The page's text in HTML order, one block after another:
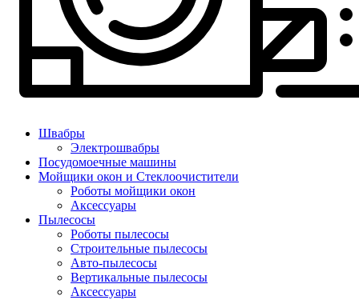
Швабры
Электрошвабры
Посудомоечные машины
Мойщики окон и Стеклоочистители
Роботы мойщики окон
Аксессуары
Пылесосы
Роботы пылесосы
Строительные пылесосы
Авто-пылесосы
Вертикальные пылесосы
Аксессуары